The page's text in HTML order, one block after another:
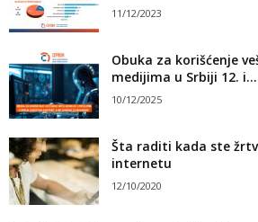
11/12/2023
Obuka za korišćenje
medijima u Srbiji 12. i...
10/12/2025
Šta raditi kada ste
internetu
12/10/2020